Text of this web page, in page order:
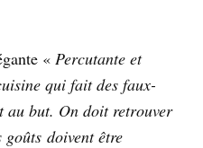
« Percutante et
qui fait des faux-
au but. On doit retrouver
goûts doivent être